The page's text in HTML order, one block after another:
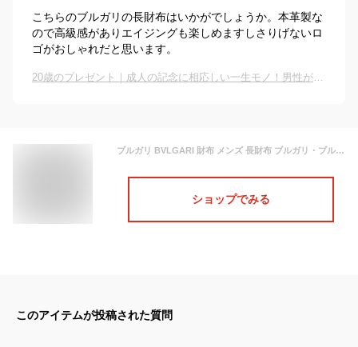
こちらのブルガリの長財布はいかがでしょうか。本革製な
ので高級感がありエイジングも楽しめますしさりげないロ
ゴがおしゃれだと思います。
20歳のプレゼント｜成人の記念に相応しい一生モノ！男性が長く使えるギフトのおすすめは？
ブルガリ BVLGARI 財布 メンズ 長財布 ブルガリ・ブルガリ マン レザー ブラック 30398 BLK | ブランド
ショップでみる
このアイテムが投稿された質問